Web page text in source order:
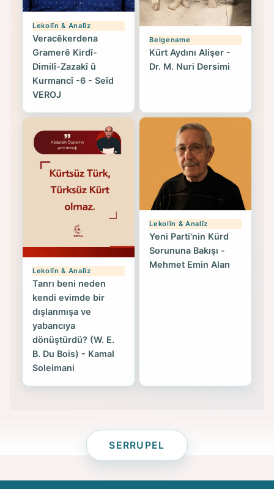
Lekolîn & Analîz
Veracêkerdena
Gramerê Kirdî-
Dimilî-Zazakî û
Kurmancî -6 - Seîd
VEROJ
Belgename
Kürt Aydını Alişer -
Dr. M. Nuri Dersimi
Lekolîn & Analîz
Tanrı beni neden
kendi evimde bir
dışlanmışa ve
yabancıya
dönüştürdü? (W. E.
B. Du Bois) - Kamal
Soleimani
Lekolîn & Analîz
Yeni Parti'nin Kürd
Sorununa Bakışı -
Mehmet Emin Alan
SERRUPEL